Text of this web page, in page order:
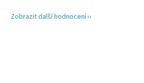
Zobrazit další hodnocení